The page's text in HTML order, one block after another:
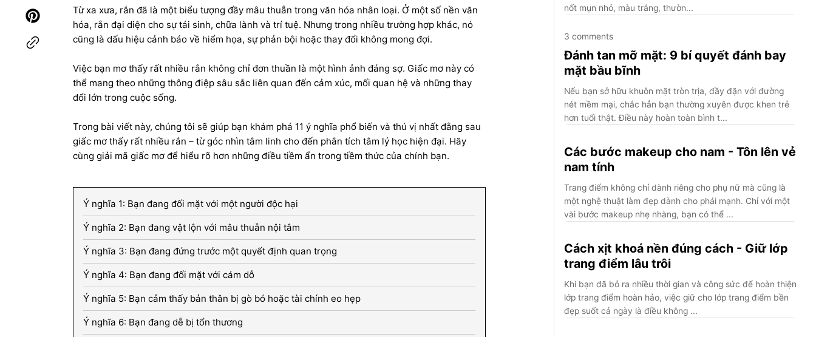
Từ xa xưa, rắn đã là một biểu tượng đầy mâu thuẫn trong văn hóa nhân loại. Ở một số nền văn
hóa, rắn đại diện cho sự tái sinh, chữa lành và trí tuệ. Nhưng trong nhiều trường hợp khác, nó
cũng là dấu hiệu cảnh báo về hiểm họa, sự phản bội hoặc thay đổi không mong đợi.
Việc bạn mơ thấy rất nhiều rắn không chỉ đơn thuần là một hình ảnh đáng sợ. Giấc mơ này có
thể mang theo những thông điệp sâu sắc liên quan đến cảm xúc, mối quan hệ và những thay
đổi lớn trong cuộc sống.
Trong bài viết này, chúng tôi sẽ giúp bạn khám phá 11 ý nghĩa phổ biến và thú vị nhất đằng sau
giấc mơ thấy rất nhiều rắn – từ góc nhìn tâm linh cho đến phân tích tâm lý học hiện đại. Hãy
cùng giải mã giấc mơ để hiểu rõ hơn những điều tiềm ẩn trong tiềm thức của chính bạn.
Ý nghĩa 1: Bạn đang đối mặt với một người độc hại
Ý nghĩa 2: Bạn đang vật lộn với mâu thuẫn nội tâm
Ý nghĩa 3: Bạn đang đứng trước một quyết định quan trọng
Ý nghĩa 4: Bạn đang đối mặt với cám dỗ
Ý nghĩa 5: Bạn cảm thấy bản thân bị gò bó hoặc tài chính eo hẹp
Ý nghĩa 6: Bạn đang dễ bị tổn thương
nốt mụn nhỏ, màu trắng, thườn...
3 comments
Đánh tan mỡ mặt: 9 bí quyết đánh bay
mặt bầu bĩnh
Nếu bạn sở hữu khuôn mặt tròn trịa, đầy đặn với đường
nét mềm mại, chắc hẳn bạn thường xuyên được khen trẻ
hơn tuổi thật. Điều này hoàn toàn bình t...
Các bước makeup cho nam - Tôn lên vẻ
nam tính
Trang điểm không chỉ dành riêng cho phụ nữ mà cũng là
một nghệ thuật làm đẹp dành cho phái mạnh. Chỉ với một
vài bước makeup nhẹ nhàng, bạn có thể ...
Cách xịt khoá nền đúng cách - Giữ lớp
trang điểm lâu trôi
Khi bạn đã bỏ ra nhiều thời gian và công sức để hoàn thiện
lớp trang điểm hoàn hảo, việc giữ cho lớp trang điểm bền
đẹp suốt cả ngày là điều không ...